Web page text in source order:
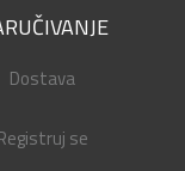
Dostava
se